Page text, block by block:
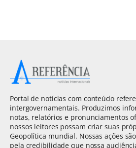
Portal de notícias com conteúdo
intergovernamentais. Produzimos
notas, relatórios e pronunciamentos
nossos leitores possam criar suas
Geopolítica mundial. Nossas ações
pela credibilidade que nossa